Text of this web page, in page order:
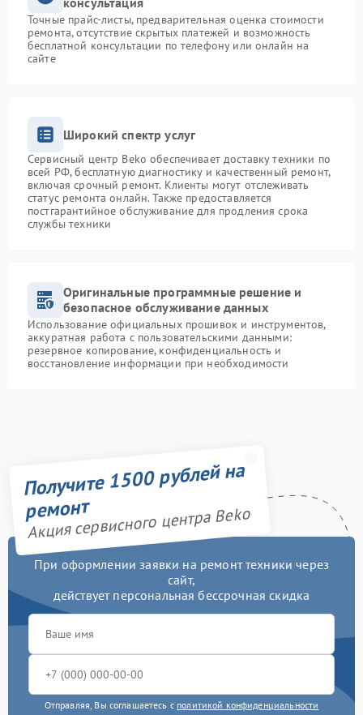
Точные прайс-листы, предварительная оценка стоимости
ремонта, отсутствие скрытых платежей и возможность
бесплатной консультации по телефону или онлайн на
сайте
Широкий спектр услуг
Сервисный центр Beko обеспечивает доставку техники по
всей РФ, бесплатную диагностику и качественный ремонт,
включая срочный ремонт. Клиенты могут отслеживать
статус ремонта онлайн. Также предоставляется
постгарантийное обслуживание для продления срока
службы техники
Оригинальные программные решение и
безопасное обслуживание данных
Использование официальных прошивок и инструментов,
аккуратная работа с пользовательскими данными:
резервное копирование, конфиденциальность и
восстановление информации при необходимости
Получите 1500 рублей на
ремонт
Акция сервисного центра Beko
При оформлении заявки на ремонт техники через
сайт,
действует персональная бессрочная скидка
Отправляя, Вы соглашаетесь с политикой конфиденциальности